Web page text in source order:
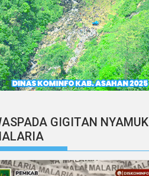
GIGITAN NYAMUK